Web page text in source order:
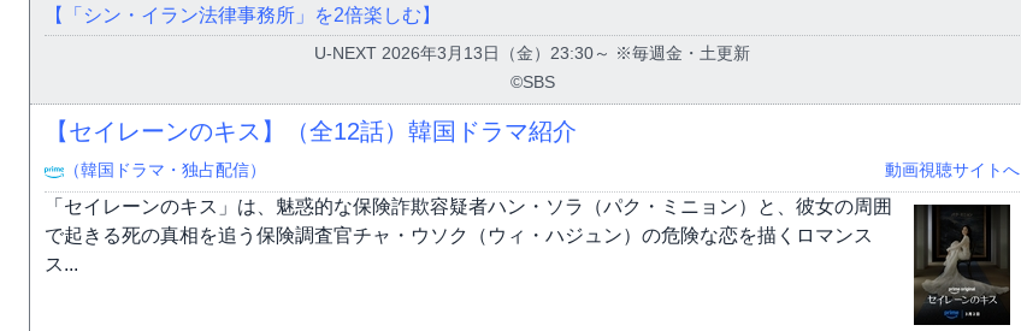
【「シン・イラン法律事務所」を2倍楽しむ】
U-NEXT 2026年3月13日（金）23:30～ ※毎週金・土更新
©SBS
【セイレーンのキス】（全12話）韓国ドラマ紹介
（韓国ドラマ・独占配信） 動画視聴サイトへ
「セイレーンのキス」は、魅惑的な保険詐欺容疑者ハン・ソラ（パク・ミニョン）と、彼女の周囲
で起きる死の真相を追う保険調査官チャ・ウソク（ウィ・ハジュン）の危険な恋を描くロマンス
ス...